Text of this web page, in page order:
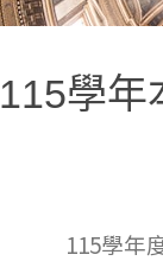
115學年
115學年